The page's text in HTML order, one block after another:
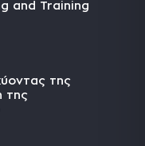
and Training
της
της